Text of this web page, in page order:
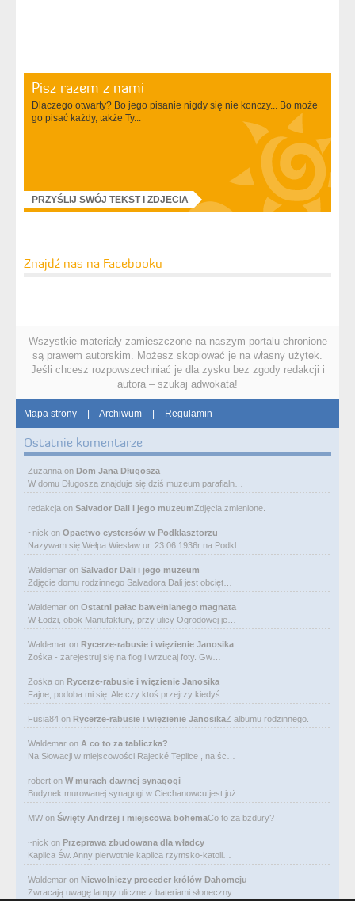
Pisz razem z nami
Dlaczego otwarty? Bo jego pisanie nigdy się nie kończy... Bo może
go pisać każdy, także Ty...
PRZYŚLIJ SWÓJ TEKST I ZDJĘCIA
Znajdź nas na Facebooku
Wszystkie materiały zamieszczone na naszym portalu chronione
są prawem autorskim. Możesz skopiować je na własny użytek.
Jeśli chcesz rozpowszechniać je dla zysku bez zgody redakcji i
autora – szukaj adwokata!
Mapa strony | Archiwum | Regulamin
Ostatnie komentarze
Zuzanna on Dom Jana Długosza
W domu Długosza znajduje się dziś muzeum parafialn…
redakcja on Salvador Dali i jego muzeumZdjęcia zmienione.
~nick on Opactwo cystersów w Podklasztorzu
Nazywam się Wełpa Wiesław ur. 23 06 1936r na Podkl…
Waldemar on Salvador Dali i jego muzeum
Zdjęcie domu rodzinnego Salvadora Dali jest obcięt…
Waldemar on Ostatni pałac bawełnianego magnata
W Łodzi, obok Manufaktury, przy ulicy Ogrodowej je…
Waldemar on Rycerze-rabusie i więzienie Janosika
Zośka - zarejestruj się na flog i wrzucaj foty. Gw…
Zośka on Rycerze-rabusie i więzienie Janosika
Fajne, podoba mi się. Ale czy ktoś przejrzy kiedyś…
Fusia84 on Rycerze-rabusie i więzienie JanosikaZ albumu rodzinnego.
Waldemar on A co to za tabliczka?
Na Słowacji w miejscowości Rajecké Teplice , na śc…
robert on W murach dawnej synagogi
Budynek murowanej synagogi w Ciechanowcu jest już…
MW on Święty Andrzej i miejscowa bohemaCo to za bzdury?
~nick on Przeprawa zbudowana dla władcy
Kaplica Św. Anny pierwotnie kaplica rzymsko-katoli…
Waldemar on Niewolniczy proceder królów Dahomeju
Zwracają uwagę lampy uliczne z bateriami słoneczny…